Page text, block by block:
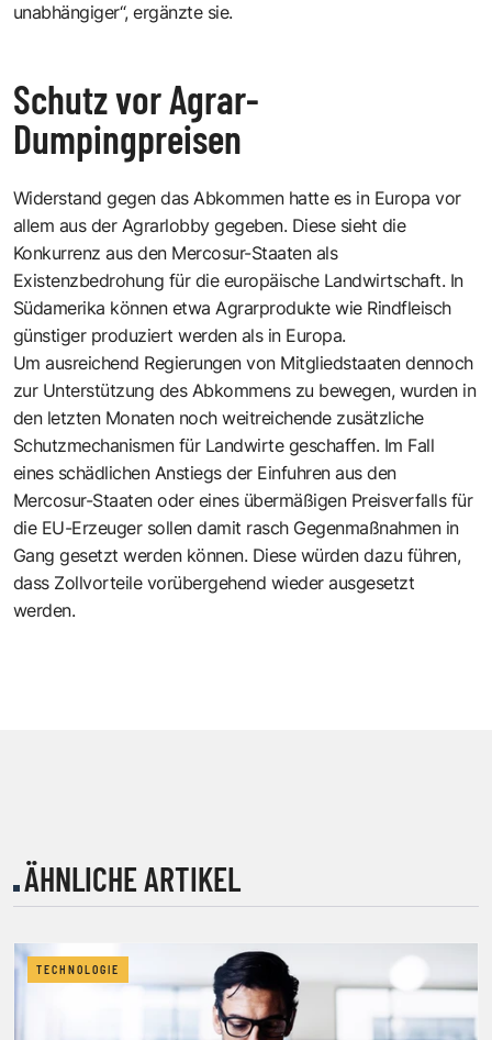
unabhängiger“, ergänzte sie.
Schutz vor Agrar-
Dumpingpreisen
Widerstand gegen das Abkommen hatte es in Europa vor
allem aus der Agrarlobby gegeben. Diese sieht die
Konkurrenz aus den Mercosur-Staaten als
Existenzbedrohung für die europäische Landwirtschaft. In
Südamerika können etwa Agrarprodukte wie Rindfleisch
günstiger produziert werden als in Europa.
Um ausreichend Regierungen von Mitgliedstaaten dennoch
zur Unterstützung des Abkommens zu bewegen, wurden in
den letzten Monaten noch weitreichende zusätzliche
Schutzmechanismen für Landwirte geschaffen. Im Fall
eines schädlichen Anstiegs der Einfuhren aus den
Mercosur-Staaten oder eines übermäßigen Preisverfalls für
die EU-Erzeuger sollen damit rasch Gegenmaßnahmen in
Gang gesetzt werden können. Diese würden dazu führen,
dass Zollvorteile vorübergehend wieder ausgesetzt
werden.
ÄHNLICHE ARTIKEL
TECHNOLOGIE